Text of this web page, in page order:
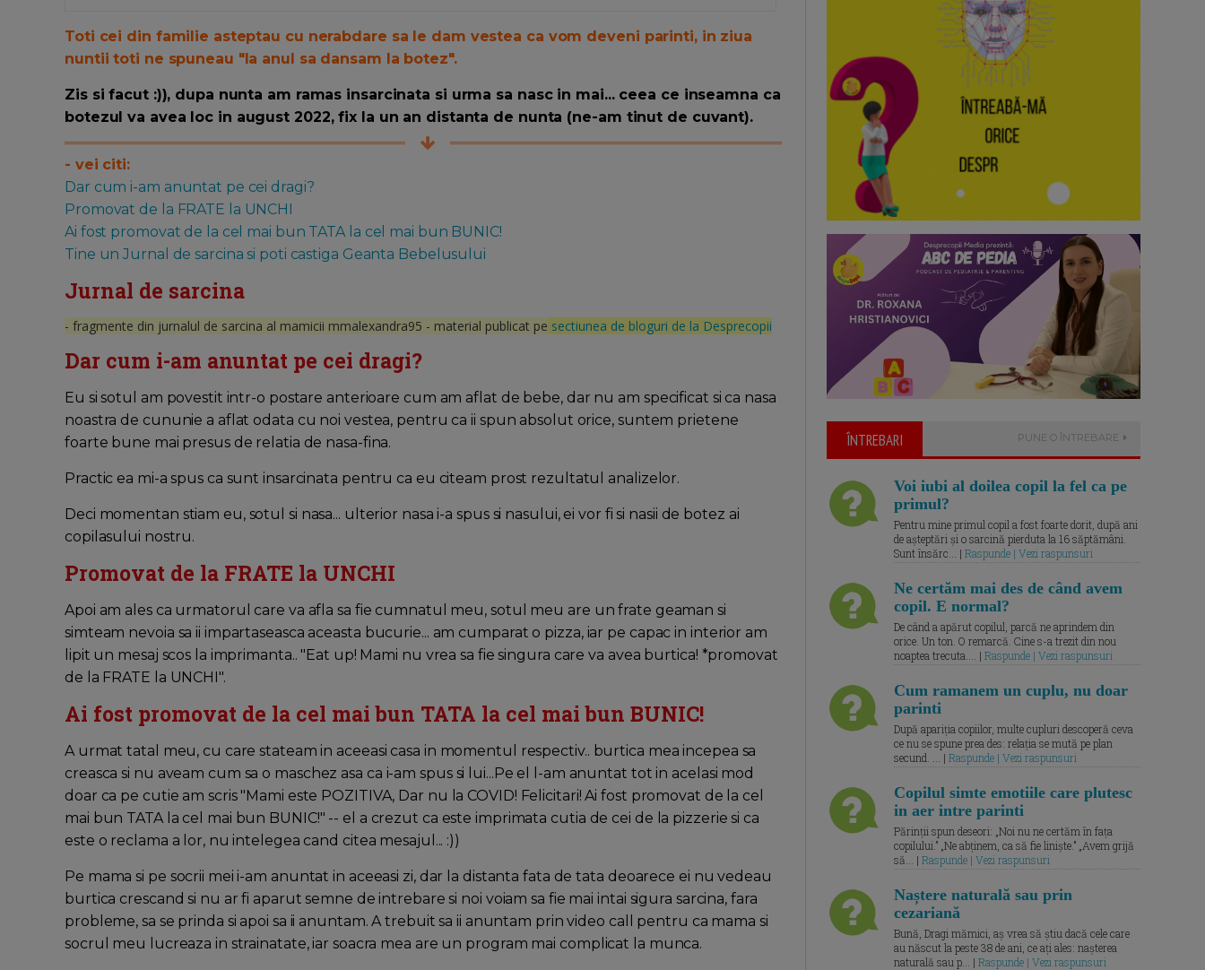
Toti cei din familie asteptau cu nerabdare sa le dam vestea ca vom deveni parinti, in ziua
nuntii toti ne spuneau "la anul sa dansam la botez".
Zis si facut :)), dupa nunta am ramas insarcinata si urma sa nasc in mai... ceea ce inseamna ca
botezul va avea loc in august 2022, fix la un an distanta de nunta (ne-am tinut de cuvant).
- vei citi:
Dar cum i-am anuntat pe cei dragi?
Promovat de la FRATE la UNCHI
Ai fost promovat de la cel mai bun TATA la cel mai bun BUNIC!
Tine un Jurnal de sarcina si poti castiga Geanta Bebelusului
Jurnal de sarcina
- fragmente din jurnalul de sarcina al mamicii mmalexandra95 - material publicat pe sectiunea de bloguri de la Desprecopii
Dar cum i-am anuntat pe cei dragi?
Eu si sotul am povestit intr-o postare anterioare cum am aflat de bebe, dar nu am specificat si ca nasa
noastra de cununie a aflat odata cu noi vestea, pentru ca ii spun absolut orice, suntem prietene
foarte bune mai presus de relatia de nasa-fina.
Practic ea mi-a spus ca sunt insarcinata pentru ca eu citeam prost rezultatul analizelor.
Deci momentan stiam eu, sotul si nasa... ulterior nasa i-a spus si nasului, ei vor fi si nasii de botez ai
copilasului nostru.
Promovat de la FRATE la UNCHI
Apoi am ales ca urmatorul care va afla sa fie cumnatul meu, sotul meu are un frate geaman si
simteam nevoia sa ii impartaseasca aceasta bucurie... am cumparat o pizza, iar pe capac in interior am
lipit un mesaj scos la imprimanta.. "Eat up! Mami nu vrea sa fie singura care va avea burtica! *promovat
de la FRATE la UNCHI".
Ai fost promovat de la cel mai bun TATA la cel mai bun BUNIC!
A urmat tatal meu, cu care stateam in aceeasi casa in momentul respectiv.. burtica mea incepea sa
creasca si nu aveam cum sa o maschez asa ca i-am spus si lui...Pe el l-am anuntat tot in acelasi mod
doar ca pe cutie am scris "Mami este POZITIVA, Dar nu la COVID! Felicitari! Ai fost promovat de la cel
mai bun TATA la cel mai bun BUNIC!" -- el a crezut ca este imprimata cutia de cei de la pizzerie si ca
este o reclama a lor, nu intelegea cand citea mesajul... :))
Pe mama si pe socrii mei i-am anuntat in aceeasi zi, dar la distanta fata de tata deoarece ei nu vedeau
burtica crescand si nu ar fi aparut semne de intrebare si noi voiam sa fie mai intai sigura sarcina, fara
probleme, sa se prinda si apoi sa ii anuntam. A trebuit sa ii anuntam prin video call pentru ca mama si
socrul meu lucreaza in strainatate, iar soacra mea are un program mai complicat la munca.
ÎNTREBARI PUNE O ÎNTREBARE
Voi iubi al doilea copil la fel ca pe
primul?
Pentru mine primul copil a fost foarte dorit, după ani
de așteptări și o sarcină pierduta la 16 săptămâni.
Sunt însărc... | Raspunde | Vezi raspunsuri
Ne certăm mai des de când avem
copil. E normal?
De când a apărut copilul, parcă ne aprindem din
orice. Un ton. O remarcă. Cine s-a trezit din nou
noaptea trecuta.... | Raspunde | Vezi raspunsuri
Cum ramanem un cuplu, nu doar
parinti
După apariția copiilor, multe cupluri descoperă ceva
ce nu se spune prea des: relația se mută pe plan
secund. ... | Raspunde | Vezi raspunsuri
Copilul simte emotiile care plutesc
in aer intre parinti
Părinții spun deseori: „Noi nu ne certăm în fața
copilului.” „Ne abținem, ca să fie liniște.” „Avem grijă
să... | Raspunde | Vezi raspunsuri
Naștere naturală sau prin
cezariană
Bună, Dragi mămici, aș vrea să știu dacă cele care
au născut la peste 38 de ani, ce ați ales: nașterea
naturală sau p... | Raspunde | Vezi raspunsuri